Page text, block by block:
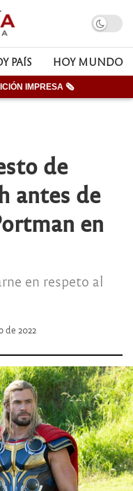
PAÍS HOY MUNDO
IMPRESA 🗞
de
antes de
en
en respeto al
de 2022